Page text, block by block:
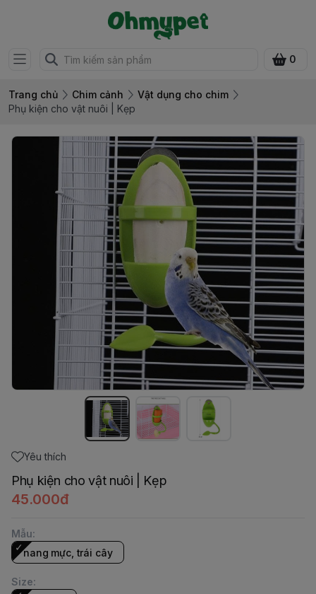
0
Trang chủ Chim cảnh
Vật dụng cho chim
Phụ kiện cho vật nuôi | Kẹp
Yêu thích
Phụ kiện cho vật nuôi | Kẹp
45.000đ
Mẫu:
nang mực, trái cây
Size: